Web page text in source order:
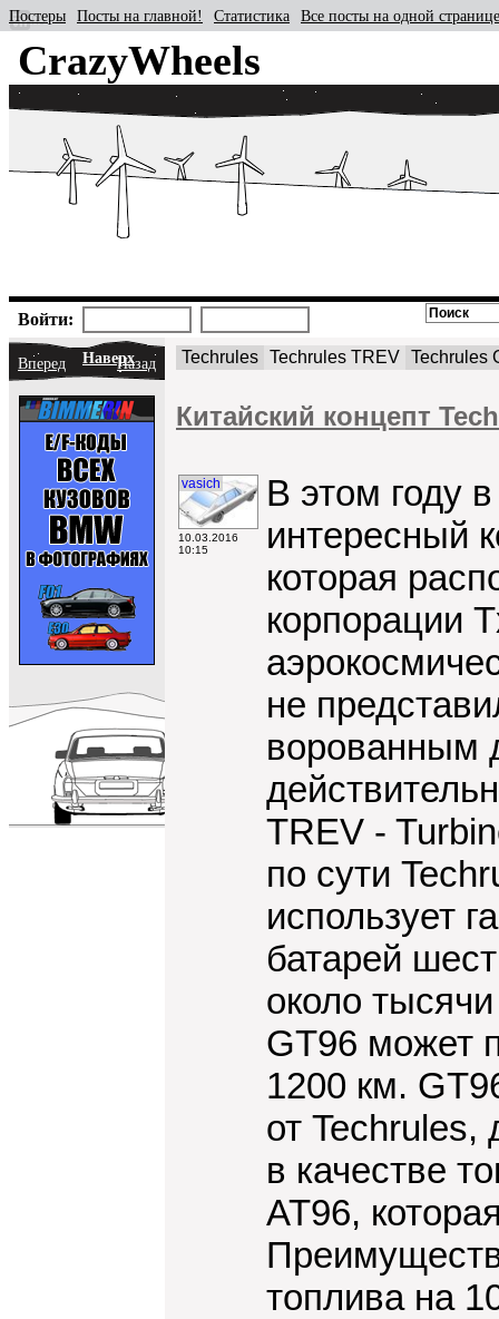
CrazyWheels
Постеры Посты на главной! Статистика Все посты на одной странице
Войти:
Вперед НаверхНазад Techrules Techrules TREV Techrules
Китайский концепт
vasich
10.03.2016
10:15
В этом году
интересный
которая
корпорации
не
ворованным
TREV -
по сути
использует
батарей
около
GT96 может
1200 км.
от Techrules,
в качестве
AT96,
топлива на